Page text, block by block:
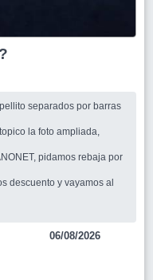
separados por barras
06/08/2026